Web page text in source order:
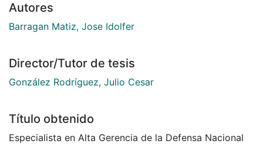
Autores
Barragan Matiz, Jose Idolfer
Director/Tutor de tesis
González Rodríguez, Julio Cesar
Título obtenido
Especialista en Alta Gerencia de la Defensa Nacional